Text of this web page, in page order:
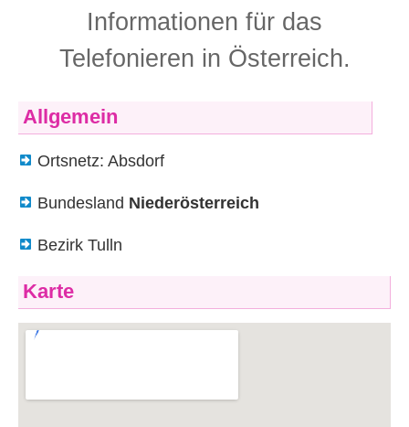
Informationen für das
Telefonieren in Österreich.
Allgemein
Ortsnetz: Absdorf
Bundesland Niederösterreich
Bezirk Tulln
Karte